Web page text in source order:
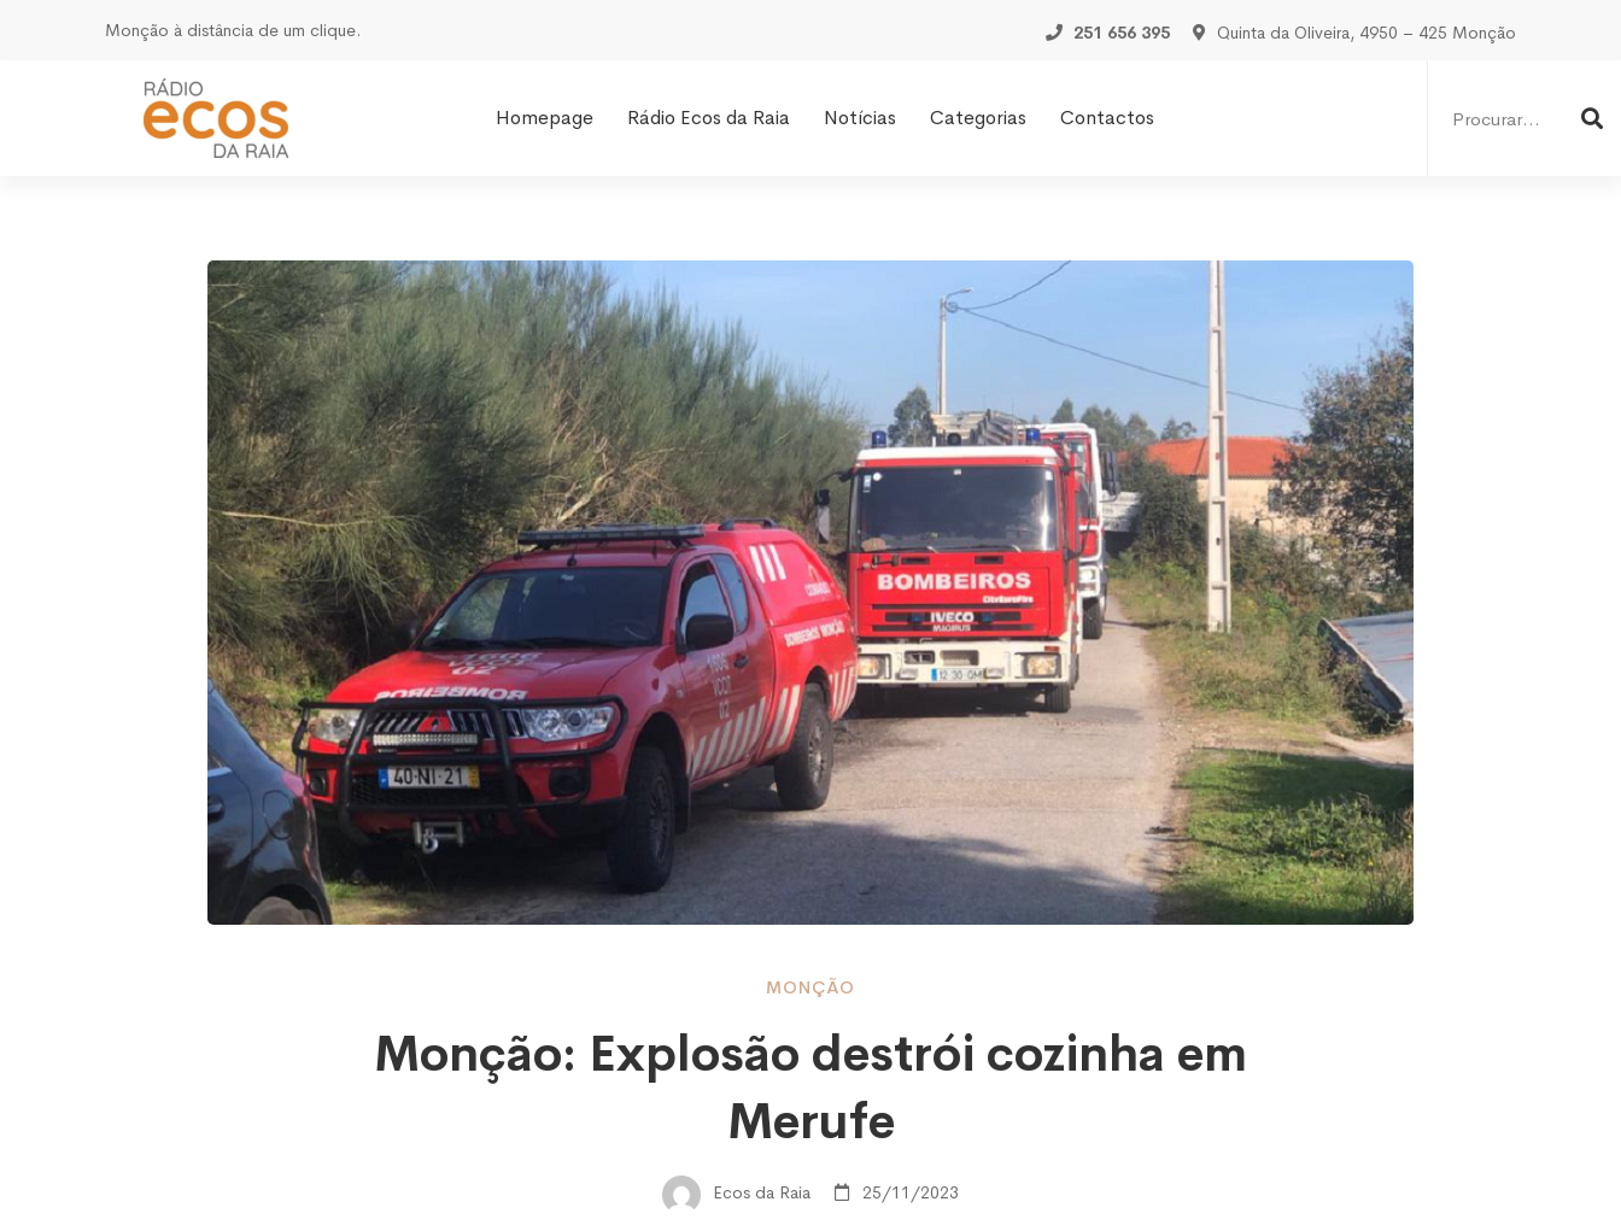
Monção à distância de um clique. 251 656 395 Quinta da Oliveira, 4950 – 425 Monção
Homepage Rádio Ecos da Raia Notícias Categorias Contactos
Explosão
MONÇÃO
Monção: Explosão destrói cozinha em
Merufe
Ecos da Raia 25/11/2023